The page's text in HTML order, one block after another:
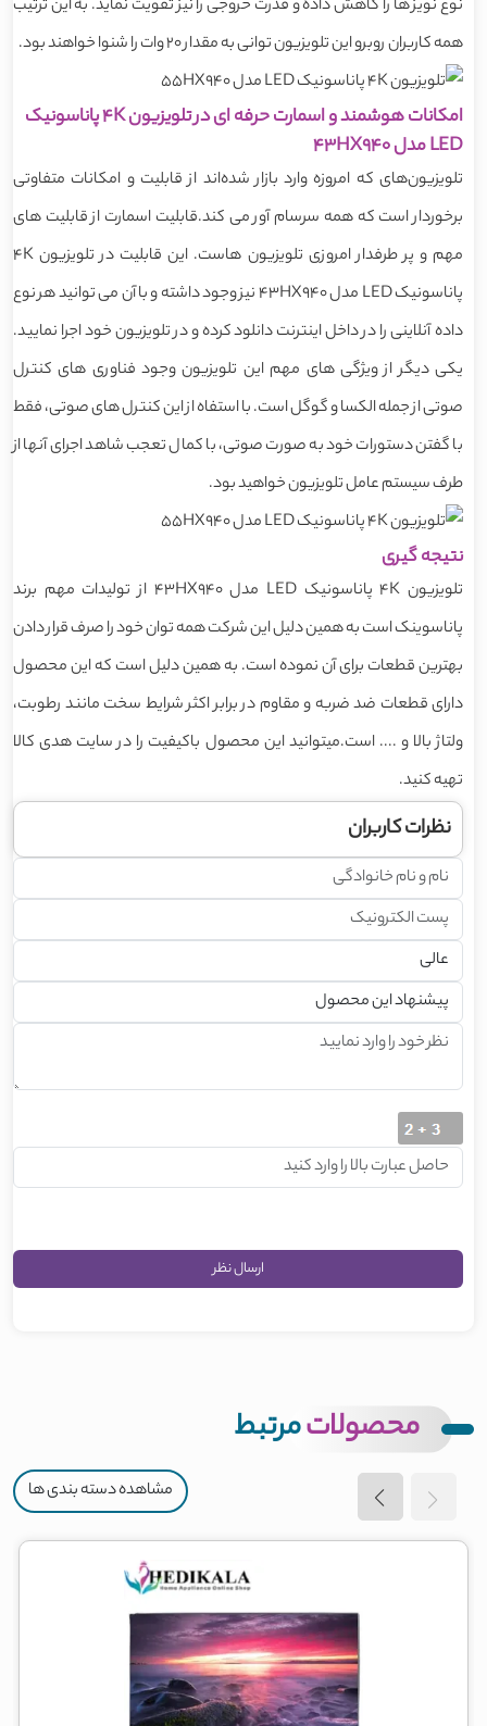
نوع نویز ها را کاهش داده و قدرت خروجی را نیز تقویت نماید. به این ترتیب
همه کاربران روبرو این تلویزیون توانی به مقدار 20 وات را شنوا خواهند بود.
امکانات هوشمند و اسمارت حرفه ای در تلویزیون 4K پاناسونیک
LED مدل 43HX940
تلویزیون‌های که امروزه وارد بازار شده‌اند از قابلیت و امکانات متفاوتی
برخوردار است که همه سرسام آور می کند.قابلیت اسمارت از قابلیت های
مهم و پر طرفدار امروزی تلویزیون هاست. این قابلیت در تلویزیون 4K
پاناسونیک LED مدل 43HX940 نیز وجود داشته و با آن می توانید هر نوع
داده آنلاینی را در داخل اینترنت دانلود کرده و در تلویزیون خود اجرا نمایید.
یکی دیگر از ویژگی های مهم این تلویزیون وجود فناوری های کنترل
صوتی از جمله الکسا و گوگل است. با استفاه از این کنترل های صوتی، فقط
با گفتن دستورات خود به صورت صوتی، با کمال تعجب شاهد اجرای آنها از
طرف سیستم عامل تلویزیون خواهید بود.
نتیجه گیری
تلویزیون 4K پاناسونیک LED مدل 43HX940 از تولیدات مهم برند
پاناسوینک است به همین دلیل این شرکت همه توان خود را صرف قرار دادن
بهترین قطعات برای آن نموده است. به همین دلیل است که این محصول
دارای قطعات ضد ضربه و مقاوم در برابر اکثر شرایط سخت مانند رطوبت،
ولتاژ بالا و .... است.میتوانید این محصول باکیفیت را در سایت هدی کالا
تهیه کنید.
نظرات کاربران
محصولاتمرتبط
مشاهده دسته بندی ها